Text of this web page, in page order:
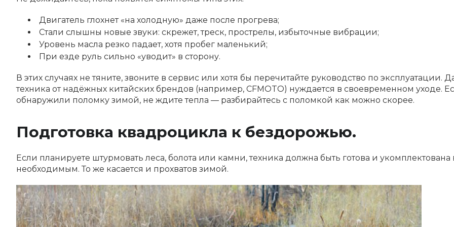
Двигатель глохнет «на холодную» даже после прогрева;
Стали слышны новые звуки: скрежет, треск, прострелы, избыточные вибрации;
Уровень масла резко падает, хотя пробег маленький;
При езде руль сильно «уводит» в сторону.
В этих случаях не тяните, звоните в сервис или хотя бы перечитайте руководство по эксплуатации.
техника от надёжных китайских брендов (например, CFMOTO) нуждается в своевременном уходе.
обнаружили поломку зимой, не ждите тепла — разбирайтесь с поломкой как можно скорее.
Подготовка квадроцикла к бездорожью.
Если планируете штурмовать леса, болота или камни, техника должна быть готова и укомплектована
необходимым. То же касается и прохватов зимой.